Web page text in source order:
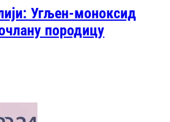
Угљен-моноксид
породицу